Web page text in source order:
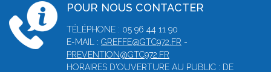
POUR NOUS CONTACTER
TÉLÉPHONE : 05 96 44 11 90
E-MAIL : GREFFE@GTC972.FR -
PREVENTION@GTC972.FR
HORAIRES D'OUVERTURE AU PUBLIC : DE